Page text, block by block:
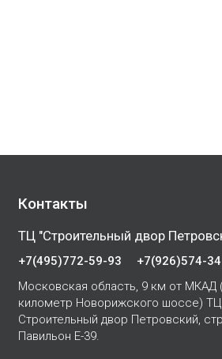
Контакты
ТЦ "Строительный двор
+7(495)772-59-93
+7(926)574-
Московская область, 9 км от МКАД
километр Новорижского шоссе) ТЦ
Строительный двор Петровский,
Павильон Е-39.